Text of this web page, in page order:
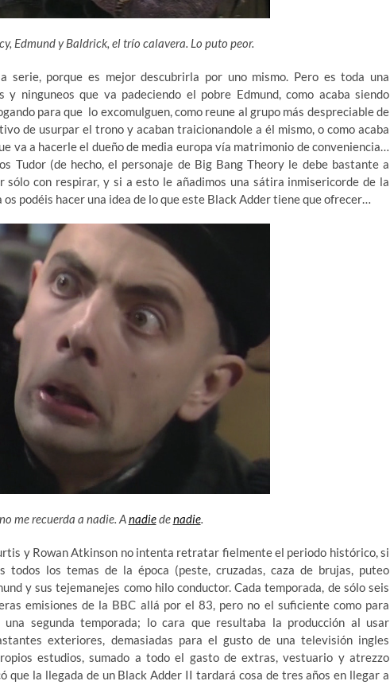
Edmund y Baldrick, el trío calavera. Lo puto peor.
serie, porque es mejor descubrirla por uno mismo. Pero es toda una
ninguneos que va padeciendo el pobre Edmund, como acaba siendo
para que lo excomulguen, como reune al grupo más despreciable de
de usurpar el trono y acaban traicionandole a él mismo, o como acaba
va a hacerle el dueño de media europa vía matrimonio de conveniencia…
Tudor (de hecho, el personaje de Big Bang Theory le debe bastante a
sólo con respirar, y si a esto le añadimos una sátira inmisericorde de la
podéis hacer una idea de lo que este Black Adder tiene que ofrecer…
me recuerda a nadie. Anadiedenadie.
y Rowan Atkinson no intenta retratar fielmente el periodo histórico, si
todos los temas de la época (peste, cruzadas, caza de brujas, puteo
y sus tejemanejes como hilo conductor. Cada temporada, de sólo seis
emisiones de la BBC allá por el 83, pero no el suficiente como para
segunda temporada; lo cara que resultaba la producción al usar
exteriores, demasiadas para el gusto de una televisión ingles
estudios, sumado a todo el gasto de extras, vestuario y atrezzo
que la llegada de un Black Adder II tardará cosa de tres años en llegar a